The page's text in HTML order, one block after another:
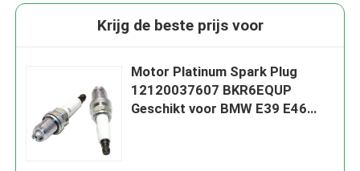
Krijg de beste prijs voor
Motor Platinum Spark Plug
12120037607 BKR6EQUP
Geschikt voor BMW E39 E46